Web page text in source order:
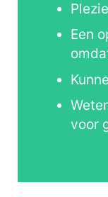
Een
voor